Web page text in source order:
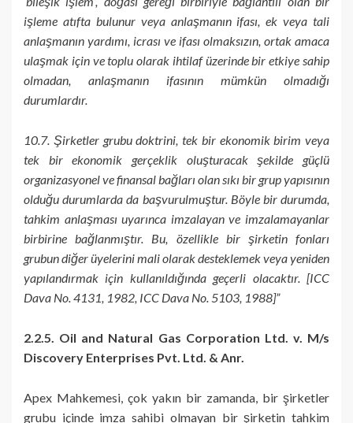
işleme atıfta bulunur veya anlaşmanın ifası, ek veya tali
anlaşmanın yardımı, icrası ve ifası olmaksızın, ortak amaca
ulaşmak için ve toplu olarak ihtilaf üzerinde bir etkiye sahip
olmadan, anlaşmanın ifasının mümkün olmadığı
durumlardır.
10.7. Şirketler grubu doktrini, tek bir ekonomik birim veya
tek bir ekonomik gerçeklik oluşturacak şekilde güçlü
organizasyonel ve finansal bağları olan sıkı bir grup yapısının
olduğu durumlarda da başvurulmuştur. Böyle bir durumda,
tahkim anlaşması uyarınca imzalayan ve imzalamayanlar
birbirine bağlanmıştır. Bu, özellikle bir şirketin fonları
grubun diğer üyelerini mali olarak desteklemek veya yeniden
yapılandırmak için kullanıldığında geçerli olacaktır. [ICC
Dava No. 4131, 1982, ICC Dava No. 5103, 1988]”
2.2.5. Oil and Natural Gas Corporation Ltd. v. M/s
Discovery Enterprises Pvt. Ltd. & Anr.
Apex Mahkemesi, çok yakın bir zamanda, bir şirketler
grubu içinde imza sahibi olmayan bir şirketin tahkim